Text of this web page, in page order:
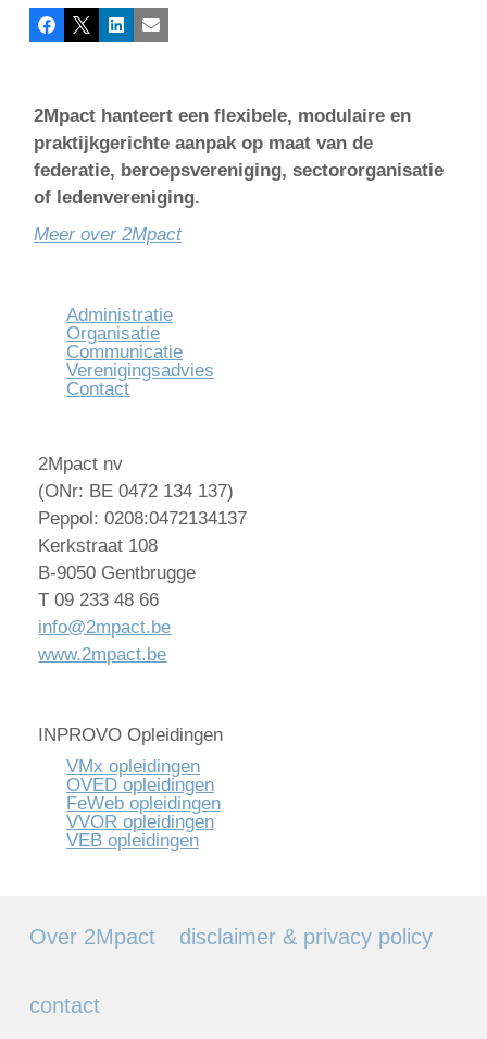
Facebook
X LinkedInE-mail
2Mpact hanteert een flexibele, modulaire en
praktijkgerichte aanpak op maat van de
federatie, beroepsvereniging, sectororganisatie
of ledenvereniging.
Meer over 2Mpact
Administratie
Organisatie
Communicatie
Verenigingsadvies
Contact
2Mpact nv
(ONr: BE 0472 134 137)
Peppol: 0208:0472134137
Kerkstraat 108
B-9050 Gentbrugge
T 09 233 48 66
info@2mpact.be
www.2mpact.be
INPROVO Opleidingen
VMx opleidingen
OVED opleidingen
FeWeb opleidingen
VVOR opleidingen
VEB opleidingen
Over 2Mpact disclaimer & privacy policy
contact